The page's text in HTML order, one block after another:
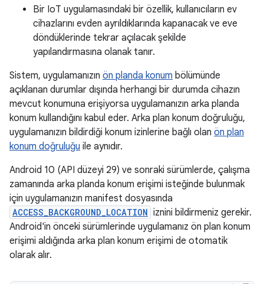
Bir IoT uygulamasındaki bir özellik, kullanıcıların ev
cihazlarını evden ayrıldıklarında kapanacak ve eve
döndüklerinde tekrar açılacak şekilde
yapılandırmasına olanak tanır.
Sistem, uygulamanızın ön planda konum bölümünde
açıklanan durumlar dışında herhangi bir durumda cihazın
mevcut konumuna erişiyorsa uygulamanızın arka planda
konum kullandığını kabul eder. Arka plan konum doğruluğu,
uygulamanızın bildirdiği konum izinlerine bağlı olan ön plan
konum doğruluğu ile aynıdır.
Android 10 (API düzeyi 29) ve sonraki sürümlerde, çalışma
zamanında arka planda konum erişimi isteğinde bulunmak
için uygulamanızın manifest dosyasında
ACCESS_BACKGROUND_LOCATION iznini bildirmeniz gerekir.
Android'in önceki sürümlerinde uygulamanız ön plan konum
erişimi aldığında arka plan konum erişimi de otomatik
olarak alır.